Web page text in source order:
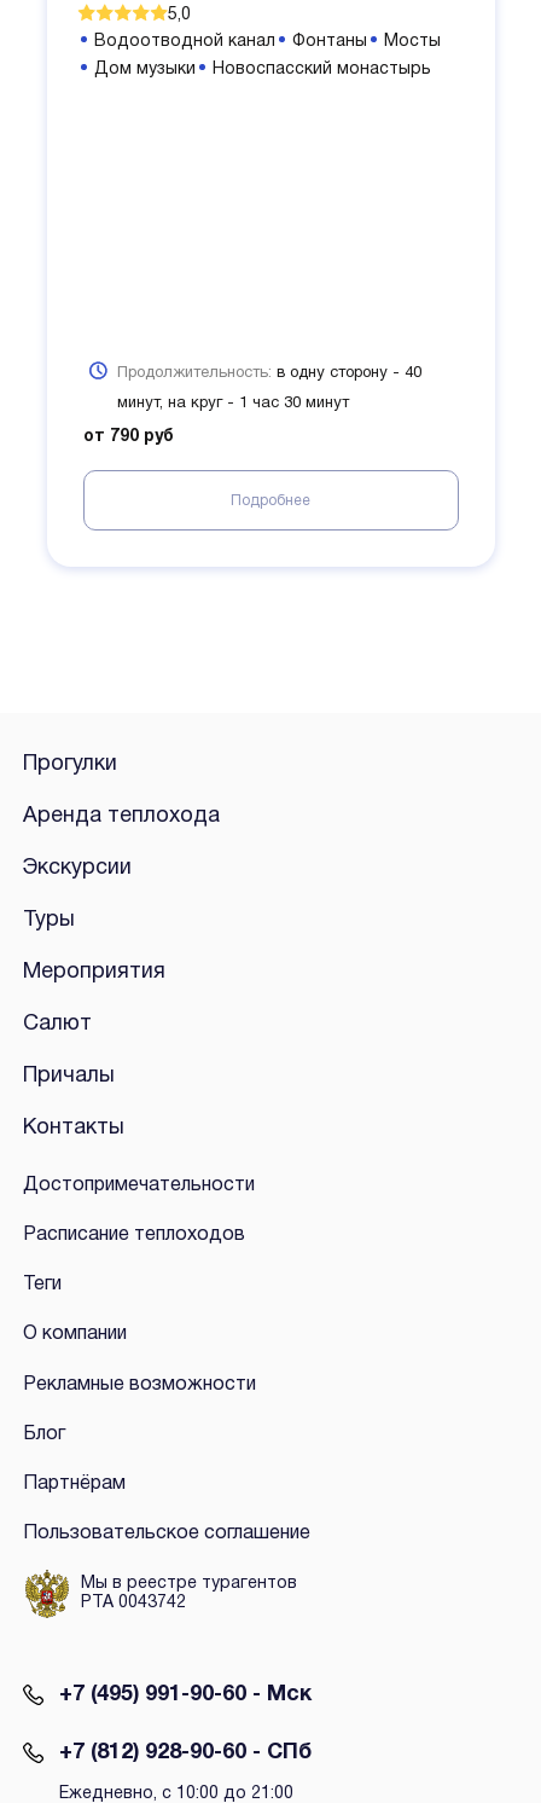
5,0
Водоотводной канал
Фонтаны
Мосты
Дом музыки
Новоспасский монастырь
Продолжительность: в одну сторону - 40
минут, на круг - 1 час 30 минут
от 790 руб
Подробнее
Прогулки
Аренда теплохода
Экскурсии
Туры
Мероприятия
Салют
Причалы
Контакты
Достопримечательности
Расписание теплоходов
Теги
О компании
Рекламные возможности
Блог
Партнёрам
Пользовательское соглашение
Мы в реестре турагентов
РТА 0043742
+7 (495) 991-90-60 - Мск
+7 (812) 928-90-60 - СПб
Ежедневно, с 10:00 до 21:00